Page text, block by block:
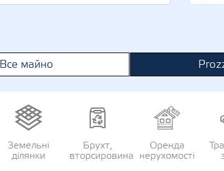
Все майно
Земельні
ділянки
Брухт,
вторсировина
Оренда
нерухомості